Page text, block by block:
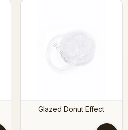
Glazed Donut Effect